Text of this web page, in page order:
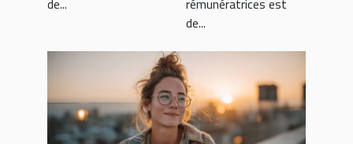
de...
rémunératrices est
de...